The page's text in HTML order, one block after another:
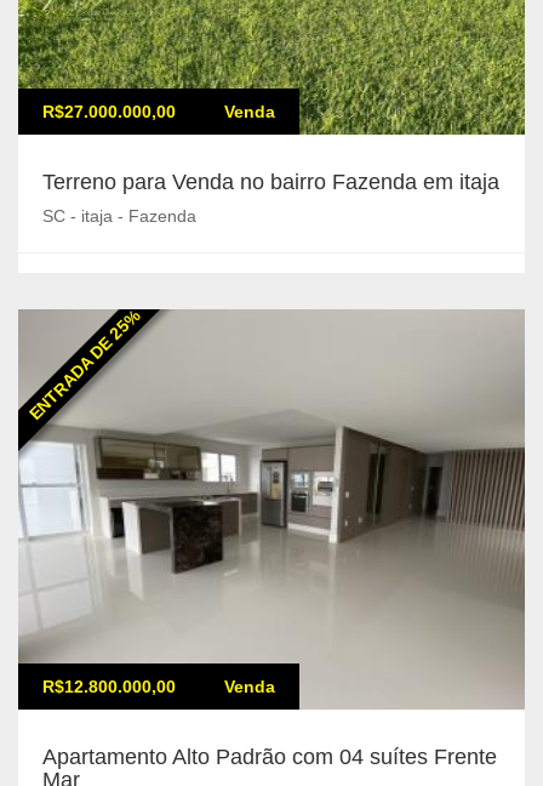
R$27.000.000,00 Venda
Terreno para Venda no bairro Fazenda em itaja
SC - itaja - Fazenda
ENTRADA DE 25%
R$12.800.000,00 Venda
Apartamento Alto Padrão com 04 suítes Frente
Mar